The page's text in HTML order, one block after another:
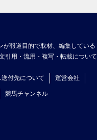
が報道目的で取材、編集している
引用・流用・複写・転載について
送付先について 運営会社
競馬チャンネル